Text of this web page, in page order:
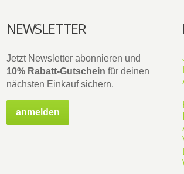
NEWSLETTER
Jetzt Newsletter abonnieren und
10% Rabatt-Gutschein für deinen
nächsten Einkauf sichern.
anmelden